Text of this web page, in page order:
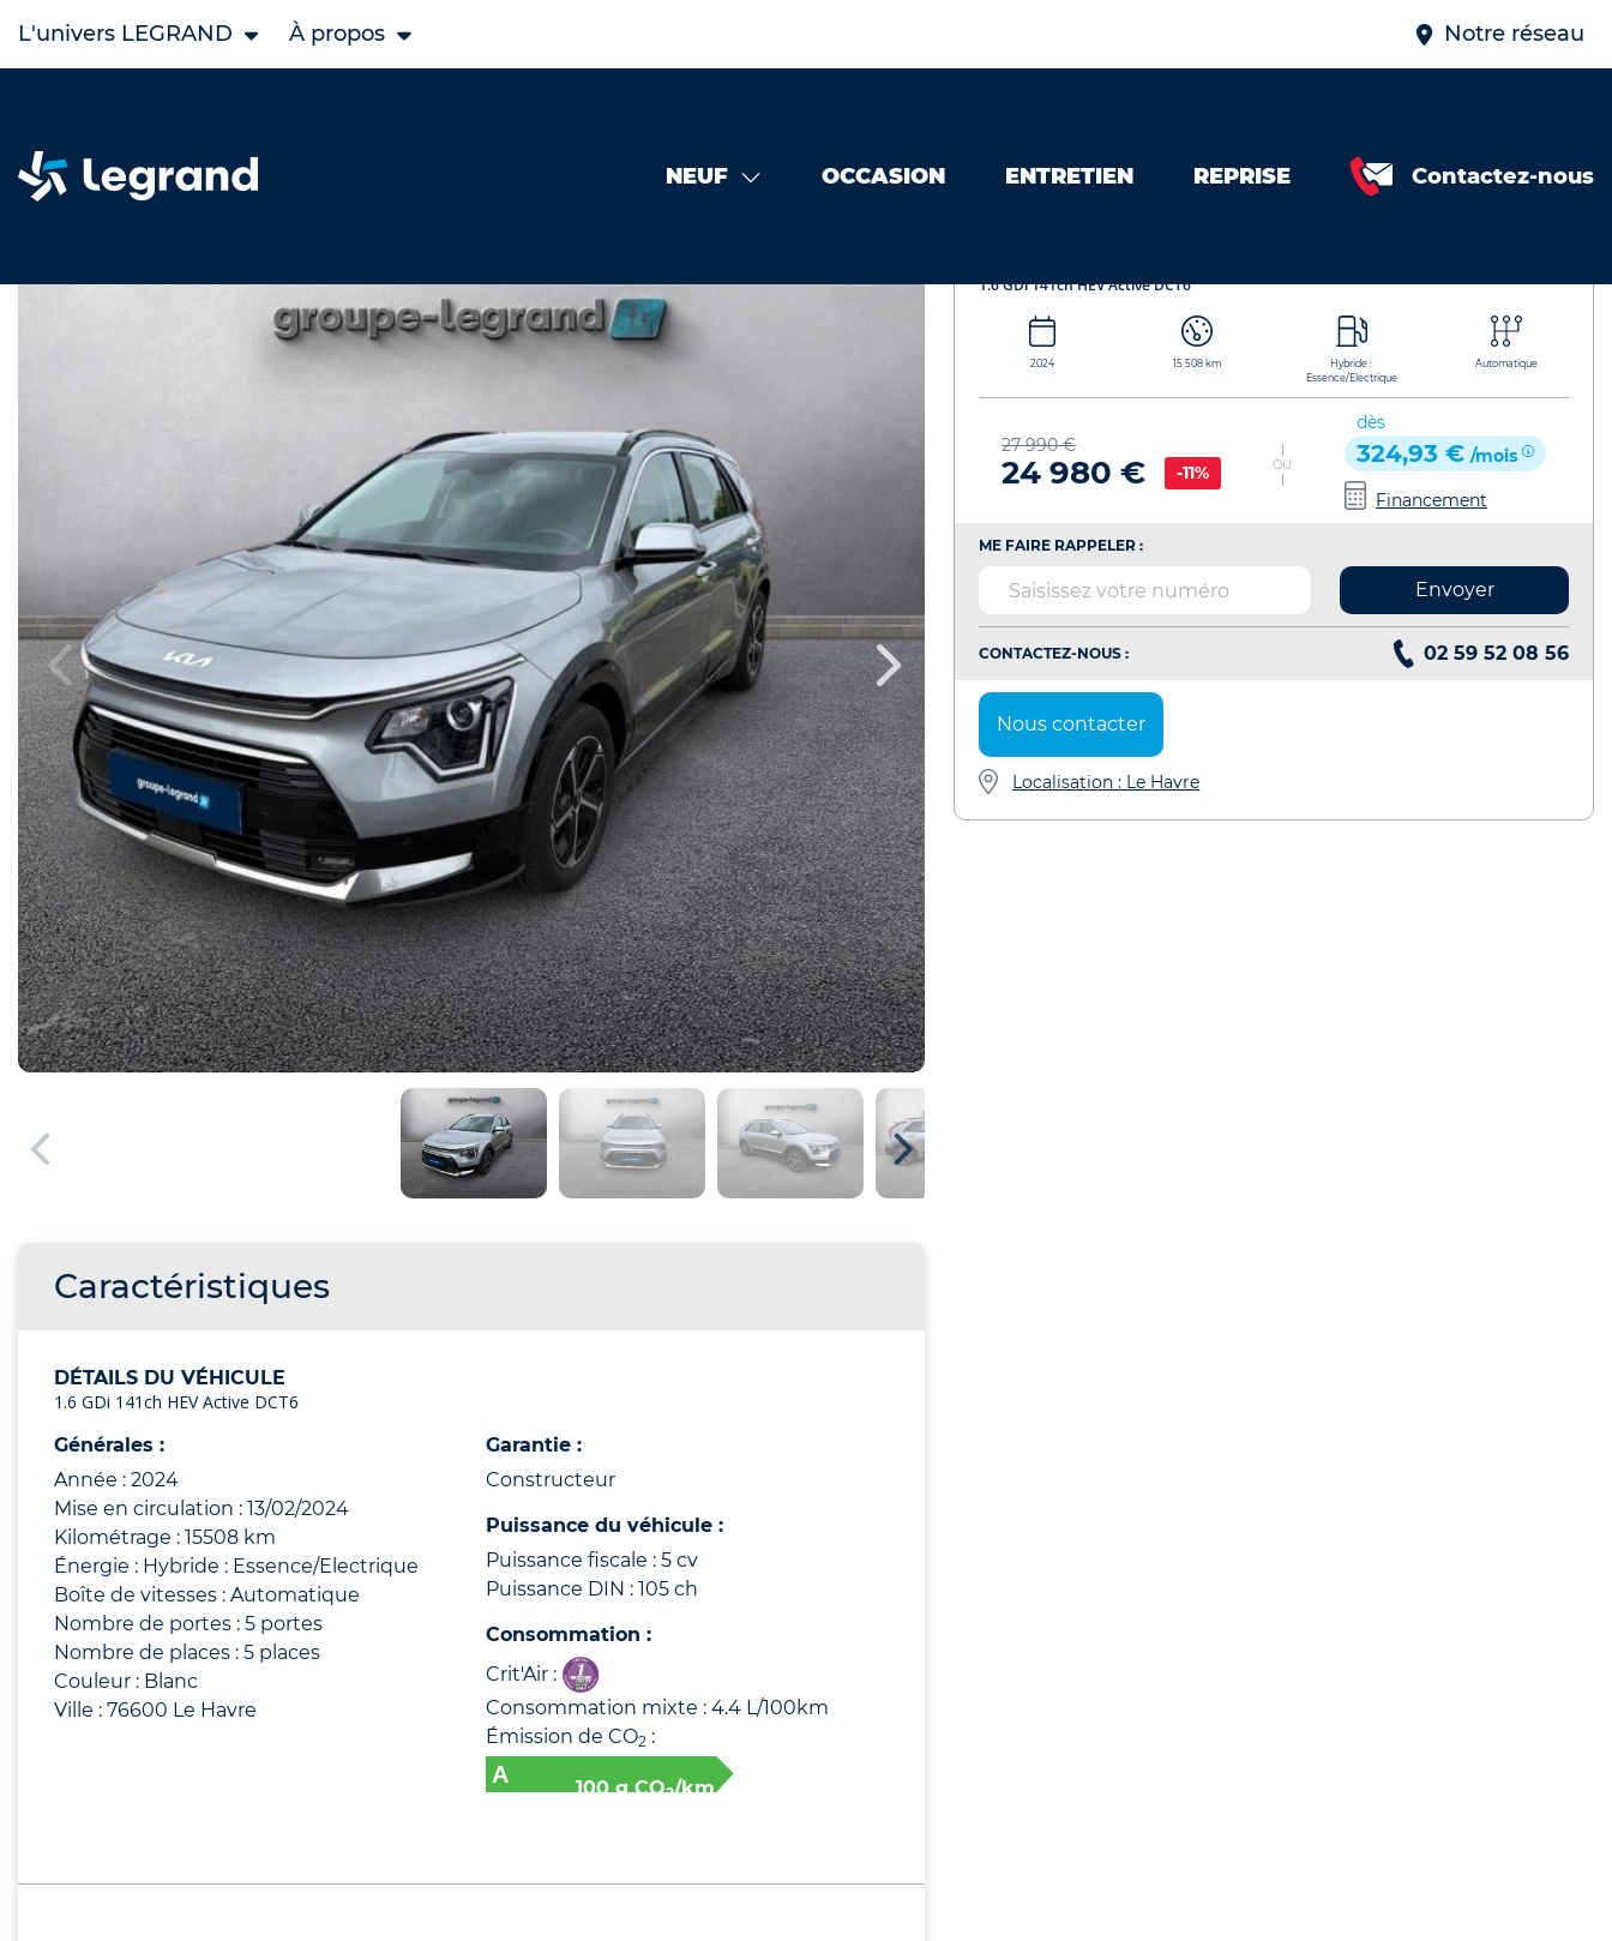
L'univers LEGRAND À propos Notre réseau
NEUF OCCASION ENTRETIEN REPRISE Contactez-nous
Accueil Legrand Occasion
1.6 GDi 141ch HEV Active DCT6
2024 15 508 km
Hybride :
Essence/Electrique
Automatique
27 990 €
24 980 € -11% OU
dès
324,93 € /mois
Financement
ME FAIRE RAPPELER :
Envoyer
CONTACTEZ-NOUS : 02 59 52 08 56
Nous contacter
Localisation : Le Havre
Caractéristiques
DÉTAILS DU VÉHICULE
1.6 GDi 141ch HEV Active DCT6
Générales :
Année : 2024
Mise en circulation : 13/02/2024
Kilométrage : 15508 km
Énergie : Hybride : Essence/Electrique
Boîte de vitesses : Automatique
Nombre de portes : 5 portes
Nombre de places : 5 places
Couleur : Blanc
Ville : 76600 Le Havre
Garantie :
Constructeur
Puissance du véhicule :
Puissance fiscale : 5 cv
Puissance DIN : 105 ch
Consommation :
Crit'Air :
Consommation mixte : 4.4 L/100km
Émission de CO2 :
100 g CO2/km